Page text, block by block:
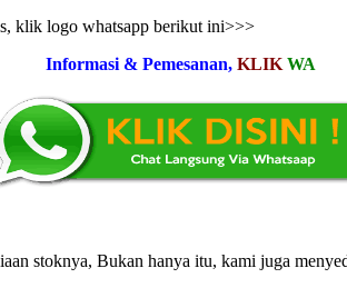
klik logo whatsapp berikut ini>>>
Informasi & Pemesanan, KLIK WA
stoknya, Bukan hanya itu, kami juga